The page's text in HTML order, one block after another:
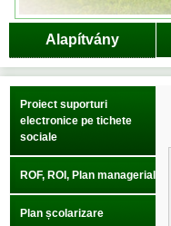
Alapítvány
Proiect suporturi
electronice pe tichete
sociale
ROF, ROI, Plan managerial
Plan școlarizare